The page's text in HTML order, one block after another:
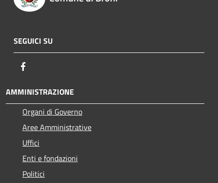
SEGUICI SU
AMMINISTRAZIONE
Organi di Governo
Aree Amministrative
Uffici
Enti e fondazioni
Politici